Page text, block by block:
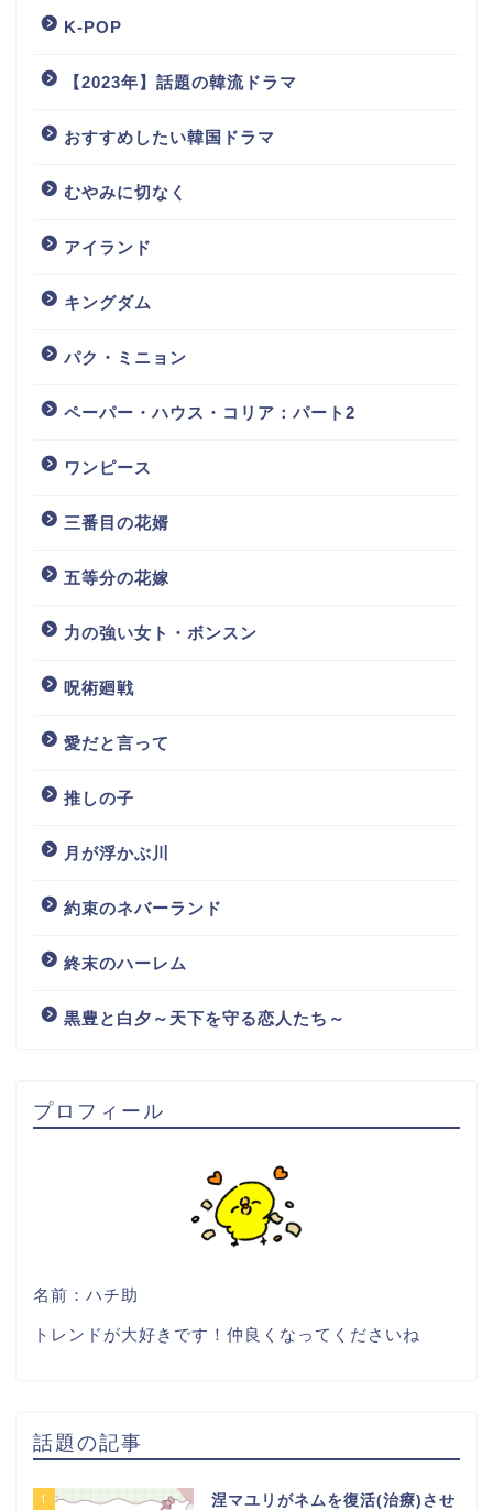
K-POP
【2023年】話題の韓流ドラマ
おすすめしたい韓国ドラマ
むやみに切なく
アイランド
キングダム
パク・ミニョン
ペーパー・ハウス・コリア：パート2
ワンピース
三番目の花婿
五等分の花嫁
力の強い女ト・ボンスン
呪術廻戦
愛だと言って
推しの子
月が浮かぶ川
約束のネバーランド
終末のハーレム
黒豊と白夕～天下を守る恋人たち～
プロフィール
名前：ハチ助
トレンドが大好きです！仲良くなってくださいね
話題の記事
1
涅マユリがネムを復活(治療)させ